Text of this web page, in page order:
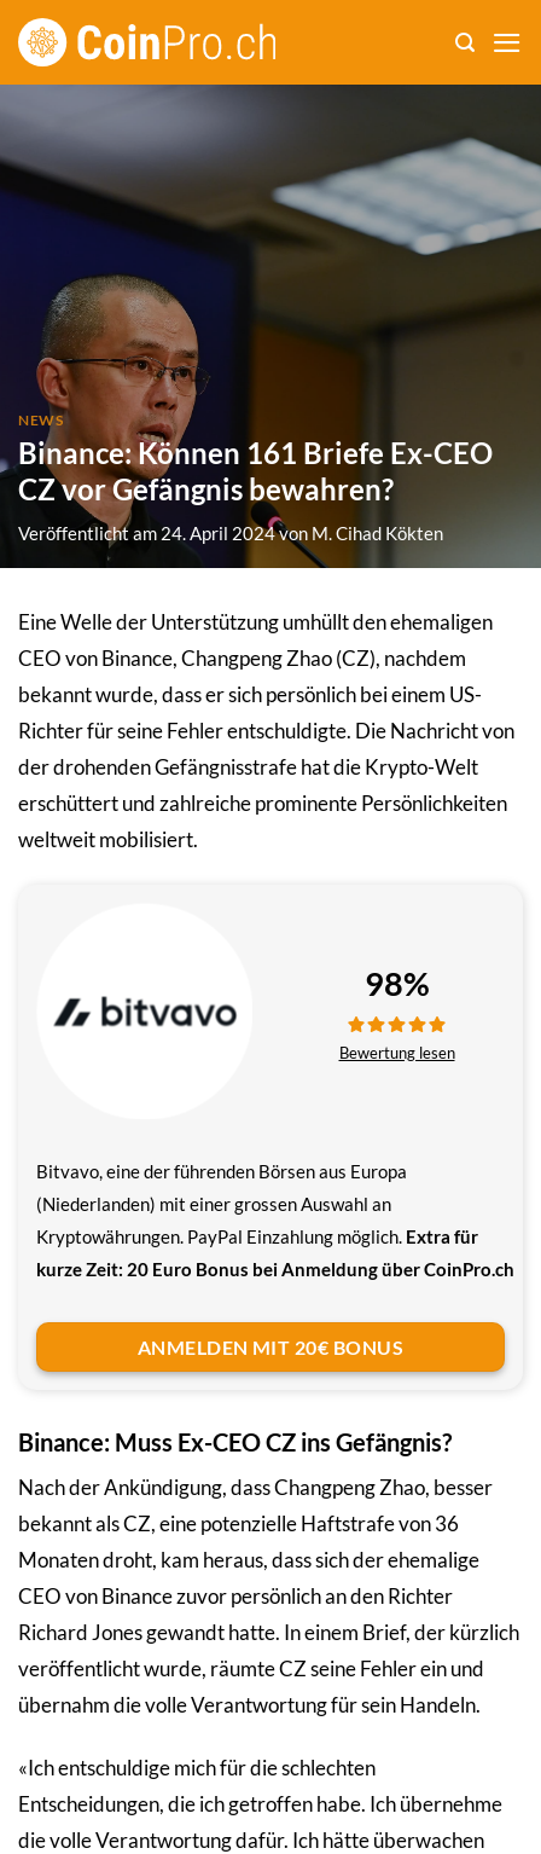
Zum
Inhalt
NEWS
Binance: Können 161 Briefe Ex-CEO
CZ vor Gefängnis bewahren?
Veröffentlicht am 24. April 2024von M. Cihad Kökten
Eine Welle der Unterstützung umhüllt den ehemaligen
CEO von Binance, Changpeng Zhao (CZ), nachdem
bekannt wurde, dass er sich persönlich bei einem US-
Richter für seine Fehler entschuldigte. Die Nachricht von
der drohenden Gefängnisstrafe hat die Krypto-Welt
erschüttert und zahlreiche prominente Persönlichkeiten
weltweit mobilisiert.
Bitvavo, eine der führenden Börsen aus Europa
(Niederlanden) mit einer grossen Auswahl an
Kryptowährungen. PayPal Einzahlung möglich. Extra für
kurze Zeit: 20 Euro Bonus bei Anmeldung über CoinPro.ch
98%
Bewertung lesen
ANMELDEN MIT 20€ BONUS
Binance: Muss Ex-CEO CZ ins Gefängnis?
Nach der Ankündigung, dass Changpeng Zhao, besser
bekannt als CZ, eine potenzielle Haftstrafe von 36
Monaten droht, kam heraus, dass sich der ehemalige
CEO von Binance zuvor persönlich an den Richter
Richard Jones gewandt hatte. In einem Brief, der kürzlich
veröffentlicht wurde, räumte CZ seine Fehler ein und
übernahm die volle Verantwortung für sein Handeln.
«Ich entschuldige mich für die schlechten
Entscheidungen, die ich getroffen habe. Ich übernehme
die volle Verantwortung dafür. Ich hätte überwachen